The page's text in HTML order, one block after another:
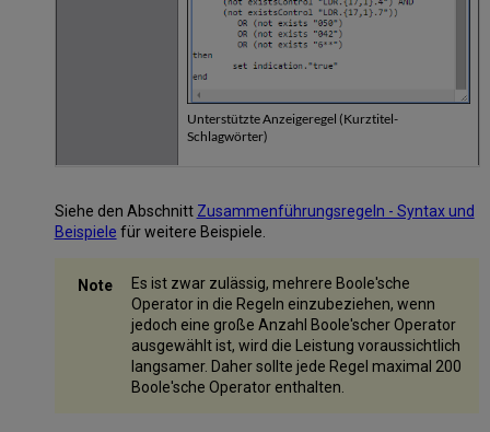
Unterstützte Anzeigeregel (Kurztitel-
Schlagwörter)
Siehe den Abschnitt Zusammenführungsregeln - Syntax und
Beispiele für weitere Beispiele.
Es ist zwar zulässig, mehrere Boole'sche
Operator in die Regeln einzubeziehen, wenn
jedoch eine große Anzahl Boole'scher Operator
ausgewählt ist, wird die Leistung voraussichtlich
langsamer. Daher sollte jede Regel maximal 200
Boole'sche Operator enthalten.